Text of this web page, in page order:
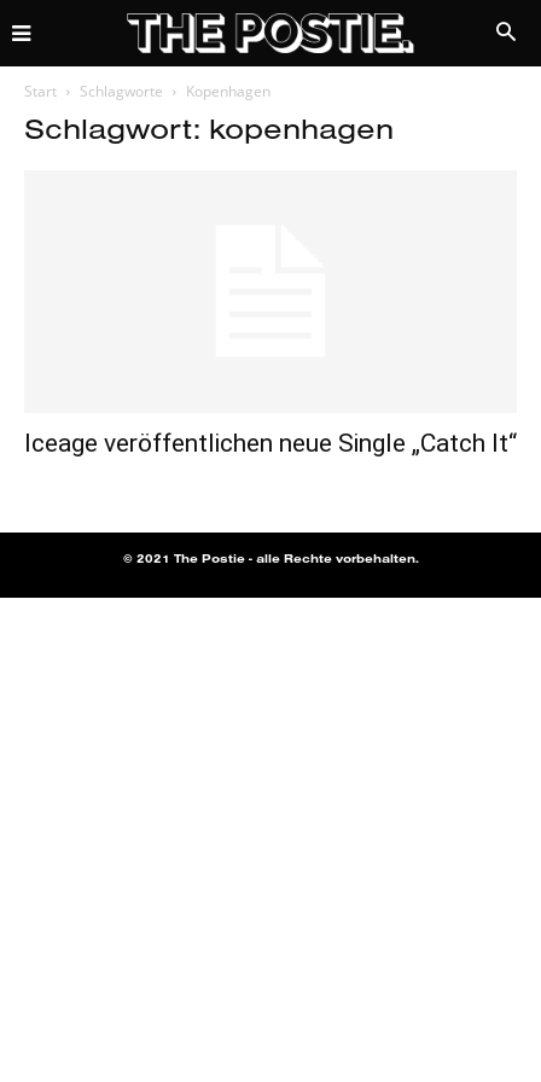
Start Schlagworte Kopenhagen
Schlagwort: kopenhagen
Iceage veröffentlichen neue Single „Catch It“
© 2021 The Postie - alle Rechte vorbehalten.